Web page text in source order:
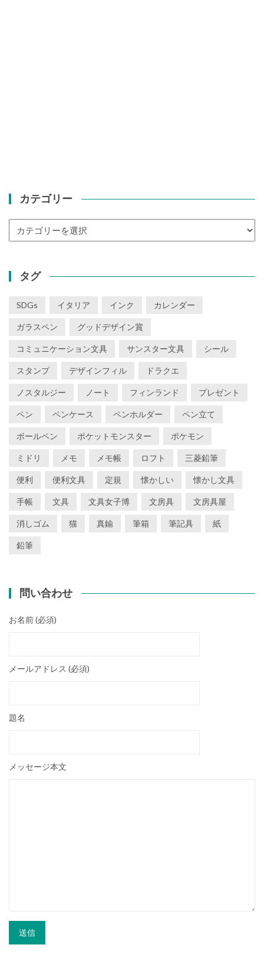
カテゴリー
タグ
SDGs イタリア インク カレンダー
ガラスペン グッドデザイン賞
コミュニケーション文具 サンスター文具 シール
スタンプ デザインフィル ドラクエ
ノスタルジー ノート フィンランド プレゼント
ペン ペンケース ペンホルダー ペン立て
ボールペン ポケットモンスター ポケモン
ミドリ メモ メモ帳 ロフト 三菱鉛筆
便利 便利文具 定規 懐かしい 懐かし文具
手帳 文具 文具女子博 文房具 文房具屋
消しゴム 猫 真鍮 筆箱 筆記具 紙
鉛筆
問い合わせ
お名前 (必須)
メールアドレス (必須)
題名
メッセージ本文